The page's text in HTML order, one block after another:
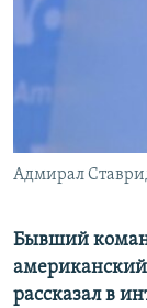
УКРАИНСКАЯ
Все сайты
Адмирал
Бывший
рассказал в